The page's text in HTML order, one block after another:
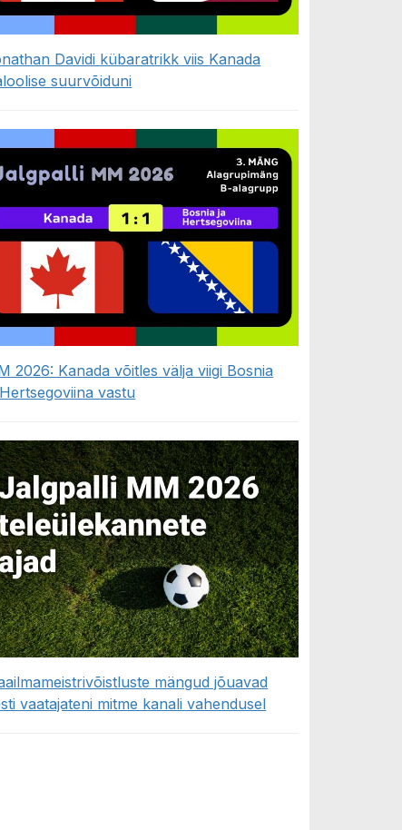
Davidi kübaratrikk viis Kanada
suurvõiduni
2026: Kanada võitles välja viigi Bosnia
vastu
mängud jõuavad
vaatajateni mitme kanali vahendusel